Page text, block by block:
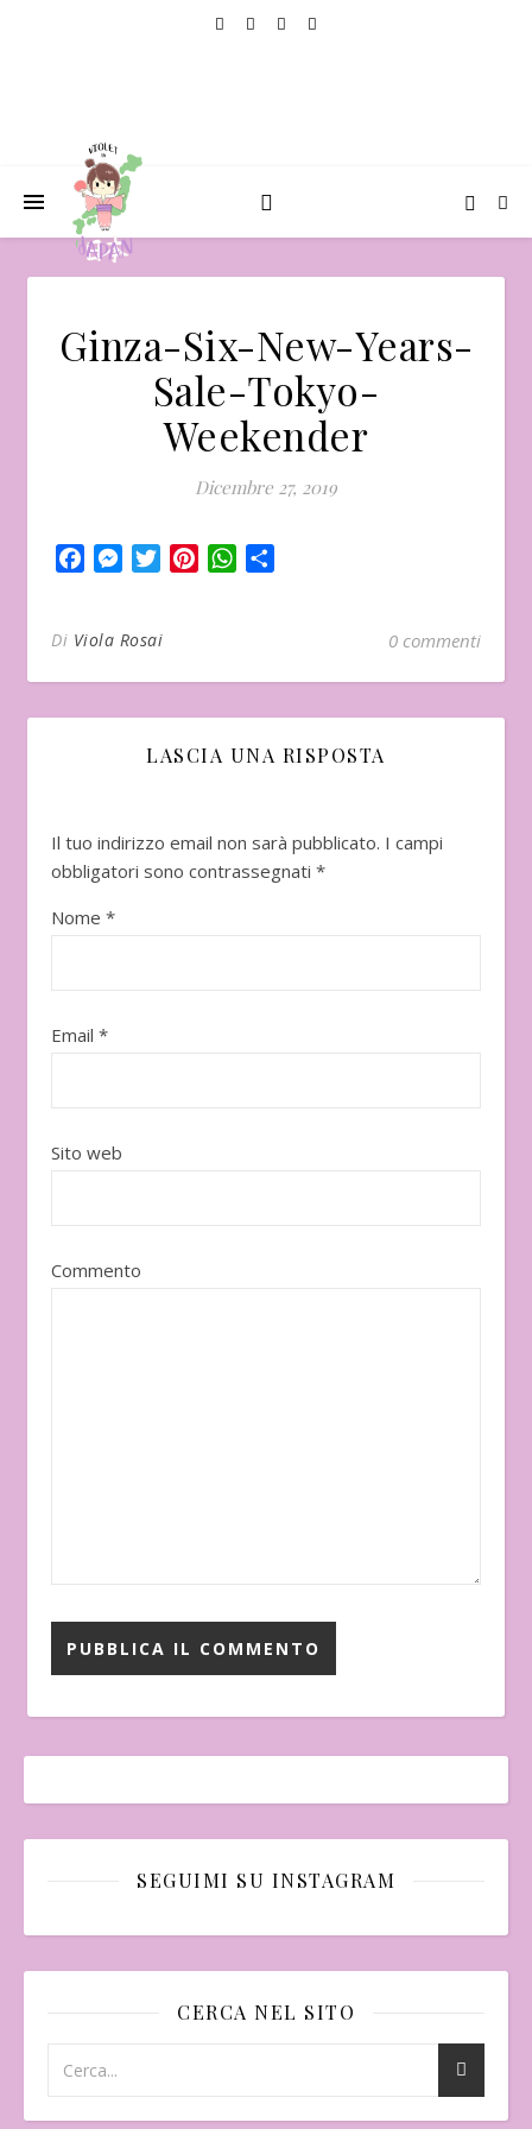
Ginza-Six-New-Years-
Sale-Tokyo-
Weekender
Dicembre 27, 2019
FacebookMessenger
TwitterPinterestWhatsApp
Di Viola Rosai 0 commenti
LASCIA UNA RISPOSTA
Il tuo indirizzo email non sarà pubblicato. I campi
obbligatori sono contrassegnati *
Nome *
Email *
Sito web
Commento
SEGUIMI SU INSTAGRAM
CERCA NEL SITO